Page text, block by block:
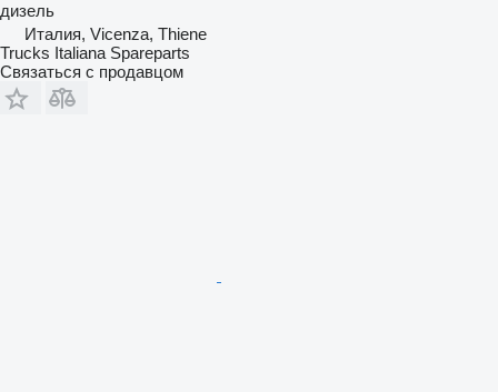
дизель
Италия, Vicenza, Thiene
Trucks Italiana Spareparts
Связаться с продавцом